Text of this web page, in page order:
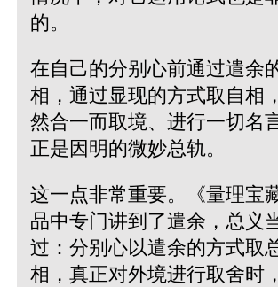
的。
在自己的分别心前通过遣余
相，通过显现的方式取自相
然合一而取境、进行一切名
正是因明的微妙总轨。
这一点非常重要。《量理宝
品中专门讲到了遣余，总义
过：分别心以遣余的方式取
相，真正对外境进行取舍时